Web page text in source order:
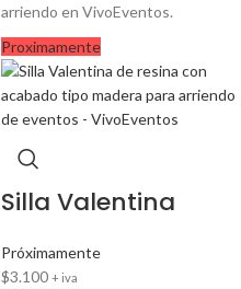
arriendo en VivoEventos.
Proximamente
Silla Valentina
Próximamente
$3.100 + iva